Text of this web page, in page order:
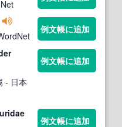
例文帳に追加
- 日本
例文帳に追加
例文帳に追加